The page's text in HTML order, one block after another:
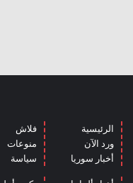
الرئيسية
ورد الآن
أخبار سوريا
فلاش
منوعات
سياسة